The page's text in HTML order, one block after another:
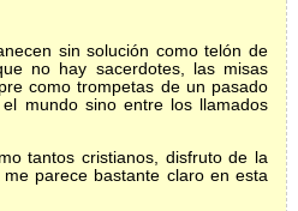
sin solución como telón de
no hay sacerdotes, las misas
como trompetas de un pasado
mundo sino entre los llamados
tantos cristianos, disfruto de la
parece bastante claro en esta